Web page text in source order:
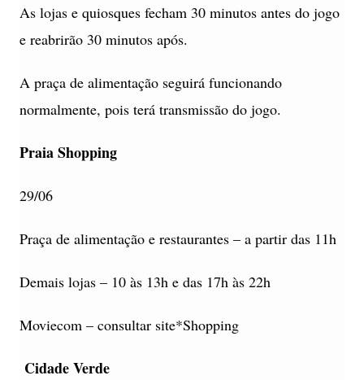
As lojas e quiosques fecham 30 minutos antes do jogo
e reabrirão 30 minutos após.
A praça de alimentação seguirá funcionando
normalmente, pois terá transmissão do jogo.
Praia Shopping
29/06
Praça de alimentação e restaurantes – a partir das 11h
Demais lojas – 10 às 13h e das 17h às 22h
Moviecom – consultar site*Shopping
Cidade Verde